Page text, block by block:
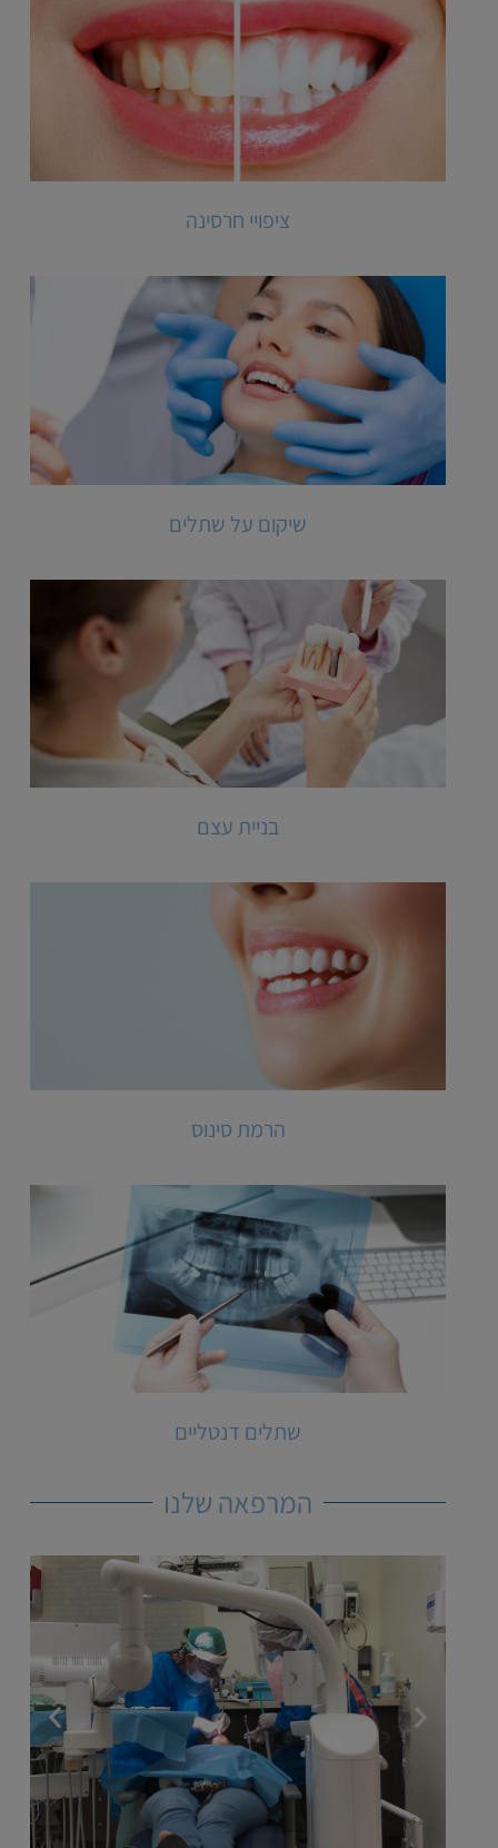
ציפויי חרסינה
שיקום על שתלים
בניית עצם
הרמת סינוס
שתלים דנטליים
המרפאה שלנו